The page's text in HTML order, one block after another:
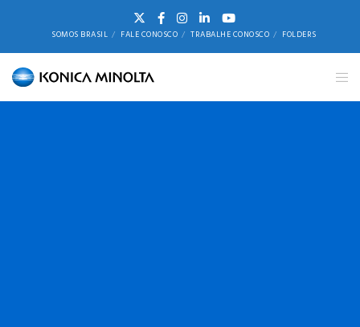
SOMOS BRASIL FALE CONOSCO TRABALHE CONOSCO FOLDERS